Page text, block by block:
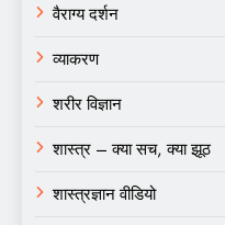
वैराग्य दर्शन
व्याकरण
शरीर विज्ञान
शास्त्र – क्या सच, क्या झूठ
शास्त्रज्ञान वीडियो